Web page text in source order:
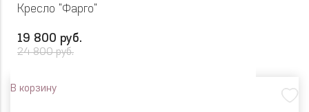
Кресло "Фарго"
19 800 руб.
24 800 руб.
В корзину